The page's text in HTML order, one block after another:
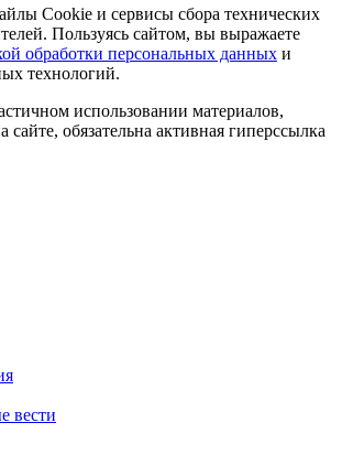
Cookie и сервисы сбора технических
Пользуясь сайтом, вы выражаете
обработки персональных данных и
технологий.
использовании материалов,
обязательна активная гиперссылка
вести